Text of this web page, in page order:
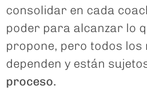
consolidar en cada
poder para alcanzar lo
propone, pero todos los
dependen y están
proceso.